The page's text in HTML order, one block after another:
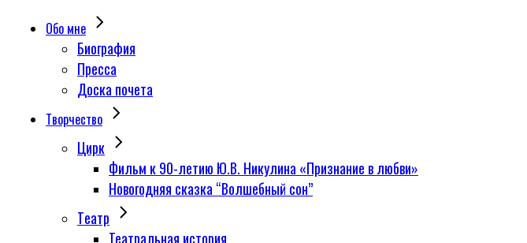
Обо мне
Биография
Пресса
Доска почета
Творчество
Цирк
Фильм к 90-летию Ю.В. Никулина «Признание в любви»
Новогодняя сказка “Волшебный сон”
Tеатр
Театральная история